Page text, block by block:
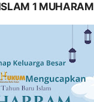
1 MUHARAM